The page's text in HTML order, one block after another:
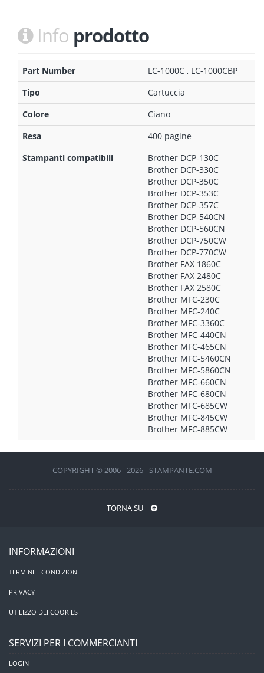
Info prodotto
Part Number
LC-1000C , LC-1000CBP
Tipo
Cartuccia
Colore
Ciano
Resa
400 pagine
Stampanti compatibili
Brother DCP-130C
Brother DCP-330C
Brother DCP-350C
Brother DCP-353C
Brother DCP-357C
Brother DCP-540CN
Brother DCP-560CN
Brother DCP-750CW
Brother DCP-770CW
Brother FAX 1860C
Brother FAX 2480C
Brother FAX 2580C
Brother MFC-230C
Brother MFC-240C
Brother MFC-3360C
Brother MFC-440CN
Brother MFC-465CN
Brother MFC-5460CN
Brother MFC-5860CN
Brother MFC-660CN
Brother MFC-680CN
Brother MFC-685CW
Brother MFC-845CW
Brother MFC-885CW
COPYRIGHT © 2006 - 2026 - STAMPANTE.COM
TORNA SU
INFORMAZIONI
TERMINI E CONDIZIONI
PRIVACY
UTILIZZO DEI COOKIES
SERVIZI PER I COMMERCIANTI
LOGIN